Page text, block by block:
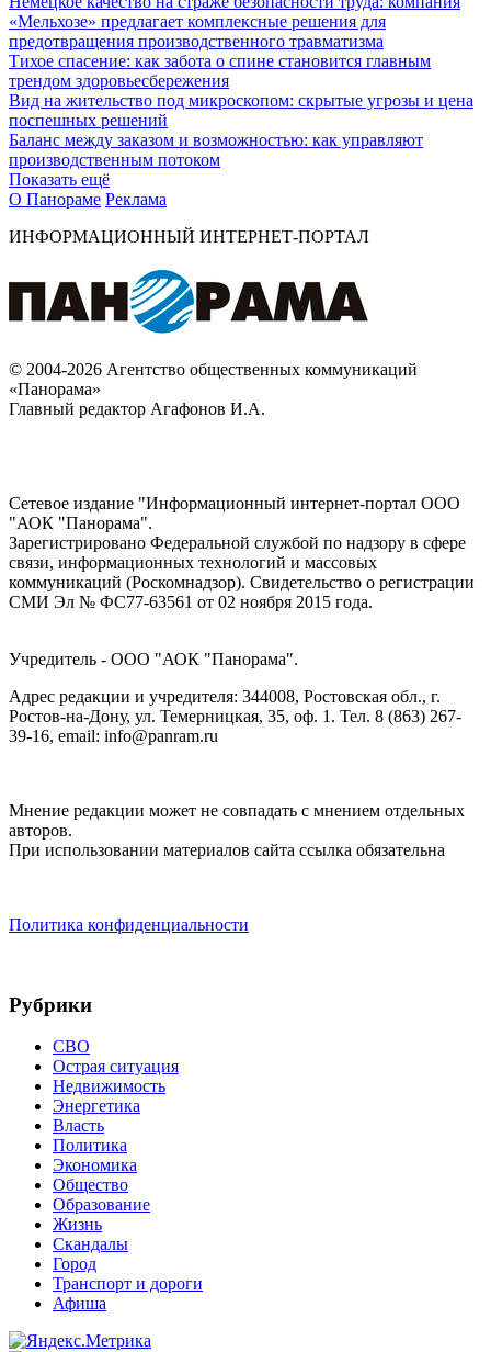
«Мельхозе» предлагает комплексные решения для
предотвращения производственного травматизма
Тихое спасение: как забота о спине становится главным
трендом здоровьесбережения
Вид на жительство под микроскопом: скрытые угрозы и цена
поспешных решений
Баланс между заказом и возможностью: как управляют
производственным потоком
Показать ещё
О Панораме Реклама
ИНФОРМАЦИОННЫЙ ИНТЕРНЕТ-ПОРТАЛ
© 2004-2026 Агентство общественных коммуникаций
«Панорама»
Главный редактор Агафонов И.А.
Сетевое издание "Информационный интернет-портал ООО
"АОК "Панорама".
Зарегистрировано Федеральной службой по надзору в сфере
связи, информационных технологий и массовых
коммуникаций (Роскомнадзор). Cвидетельство о регистрации
СМИ Эл № ФС77-63561 от 02 ноября 2015 года.
Учредитель - ООО "АОК "Панорама".
Адрес редакции и учредителя: 344008, Ростовская обл., г.
Ростов-на-Дону, ул. Темерницкая, 35, оф. 1. Тел. 8 (863) 267-
39-16, email: info@panram.ru
Мнение редакции может не совпадать с мнением отдельных
авторов.
При использовании материалов сайта ссылка обязательна
Политика конфиденциальности
Рубрики
СВО
Острая ситуация
Недвижимость
Энергетика
Власть
Политика
Экономика
Общество
Образование
Жизнь
Скандалы
Город
Транспорт и дороги
Афиша